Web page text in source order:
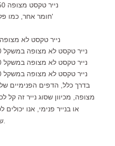
נייר טקסט מצופה 350 גרם למ"ר / 129 ליברות
חומר אחר, כמו פלסטיק, עור, נייר קראפט וכו'
נייר טקסט לא מצופה 80 גרם למ"ר / 54
נייר טקסט לא מצופה במשקל 100 גרם למ"ר / 68 ליברות
נייר טקסט לא מצופה במשקל 120 גרם למ"ר / 81 ליברות
נייר טקסט לא מצופה במשקל 140 גרם למ"ר / 95 ליברות
בדרך כלל, הדפים הפנימיים
מצופה, מכיוון שסוג נייר זה קל
או בנייר פנימי, אנו